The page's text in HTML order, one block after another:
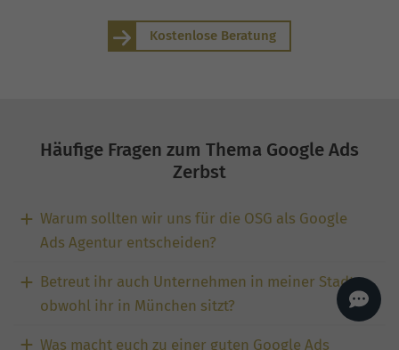
Kostenlose Beratung
Häufige Fragen zum Thema Google Ads
Zerbst
Warum sollten wir uns für die OSG als Google
Ads Agentur entscheiden?
Betreut ihr auch Unternehmen in meiner Stadt,
obwohl ihr in München sitzt?
Was macht euch zu einer guten Google Ads
Profi-SEO startet bei uns